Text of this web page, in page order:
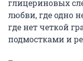
глицериновых
любви, где одно
где нет четкой
подмостками и